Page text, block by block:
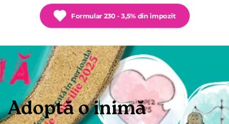
Formular 230 - 3,5% din impozit
Adoptă o inimă